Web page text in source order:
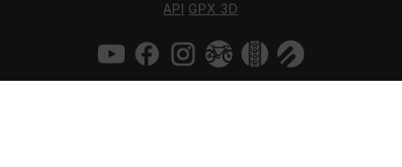
API GPX 3D